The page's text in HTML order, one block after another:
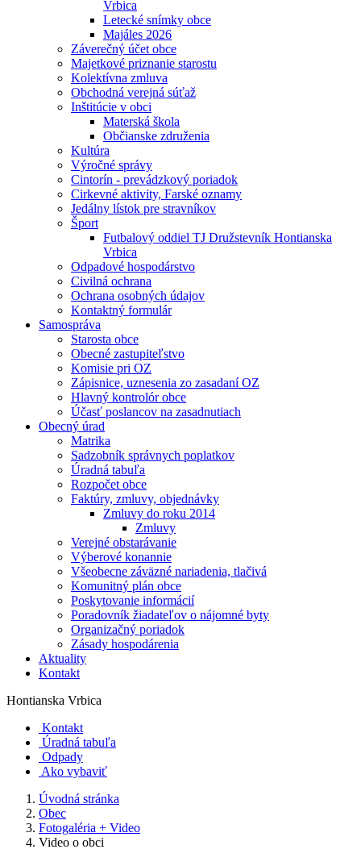
Vrbica
Letecké snímky obce
Majáles 2026
Záverečný účet obce
Majetkové priznanie starostu
Kolektívna zmluva
Obchodná verejná súťaž
Inštitúcie v obci
Materská škola
Občianske združenia
Kultúra
Výročné správy
Cintorín - prevádzkový poriadok
Cirkevné aktivity, Farské oznamy
Jedálny lístok pre stravníkov
Šport
Futbalový oddiel TJ Družstevník Hontianska
Vrbica
Odpadové hospodárstvo
Civilná ochrana
Ochrana osobných údajov
Kontaktný formulár
Samospráva
Starosta obce
Obecné zastupiteľstvo
Komisie pri OZ
Zápisnice, uznesenia zo zasadaní OZ
Hlavný kontrolór obce
Účasť poslancov na zasadnutiach
Obecný úrad
Matrika
Sadzobník správnych poplatkov
Úradná tabuľa
Rozpočet obce
Faktúry, zmluvy, objednávky
Zmluvy do roku 2014
Zmluvy
Verejné obstarávanie
Výberové konannie
Všeobecne záväzné nariadenia, tlačivá
Komunitný plán obce
Poskytovanie informácií
Poradovník žiadateľov o nájomné byty
Organizačný poriadok
Zásady hospodárenia
Aktuality
Kontakt
Hontianska Vrbica
Kontakt
Úradná tabuľa
Odpady
Ako vybaviť
Úvodná stránka
Obec
Fotogaléria + Video
Video o obci